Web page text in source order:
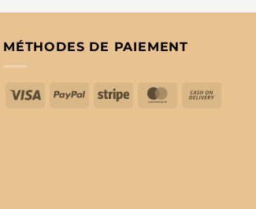
MÉTHODES DE PAIEMENT
Visa PayPalStripe MasterCard